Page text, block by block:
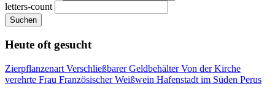
letters-count
Suchen
Heute oft gesucht
Zierpflanzenart Verschließbarer GeldbehälterVon der Kirche
verehrte Frau Französischer Weißwein Hafenstadt im Süden Perus